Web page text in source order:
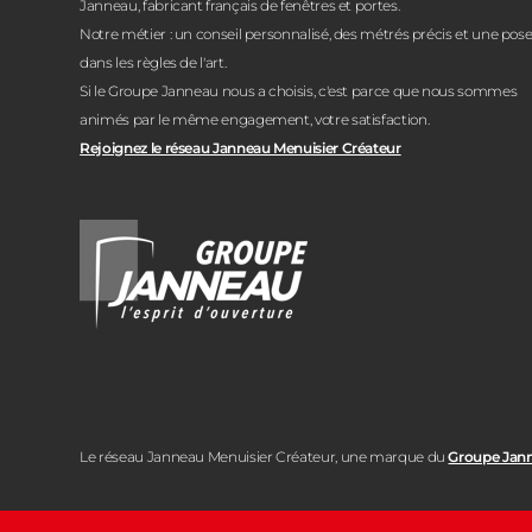
Janneau, fabricant français de fenêtres et portes.
Notre métier : un conseil personnalisé, des métrés précis et une pose
dans les règles de l'art.
Si le Groupe Janneau nous a choisis, c'est parce que nous sommes
animés par le même engagement, votre satisfaction.
Rejoignez le réseau Janneau Menuisier Créateur
Le réseau Janneau Menuisier Créateur, une marque duGroupe